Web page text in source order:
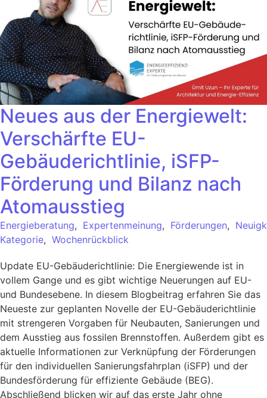
Neues aus der Energiewelt:
Verschärfte EU-
Gebäuderichtlinie, iSFP-
Förderung und Bilanz nach
Atomausstieg
Energieberatung, Expertenmeinung, Förderungen,
Kategorie, Wochenrückblick
Update EU-Gebäuderichtlinie: Die Energiewende ist in
vollem Gange und es gibt wichtige Neuerungen auf EU-
und Bundesebene. In diesem Blogbeitrag erfahren Sie das
Neueste zur geplanten Novelle der EU-Gebäuderichtlinie
mit strengeren Vorgaben für Neubauten, Sanierungen und
dem Ausstieg aus fossilen Brennstoffen. Außerdem gibt es
aktuelle Informationen zur Verknüpfung der Förderungen
für den individuellen Sanierungsfahrplan (iSFP) und der
Bundesförderung für effiziente Gebäude (BEG).
Abschließend blicken wir auf das erste Jahr ohne